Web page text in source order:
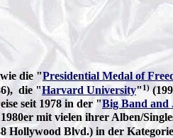
die "Presidential Medal of
die "Harvard University"1)
seit 1978 in der "Big Band and
mit vielen ihrer Alben/
Hollywood Blvd.) in der